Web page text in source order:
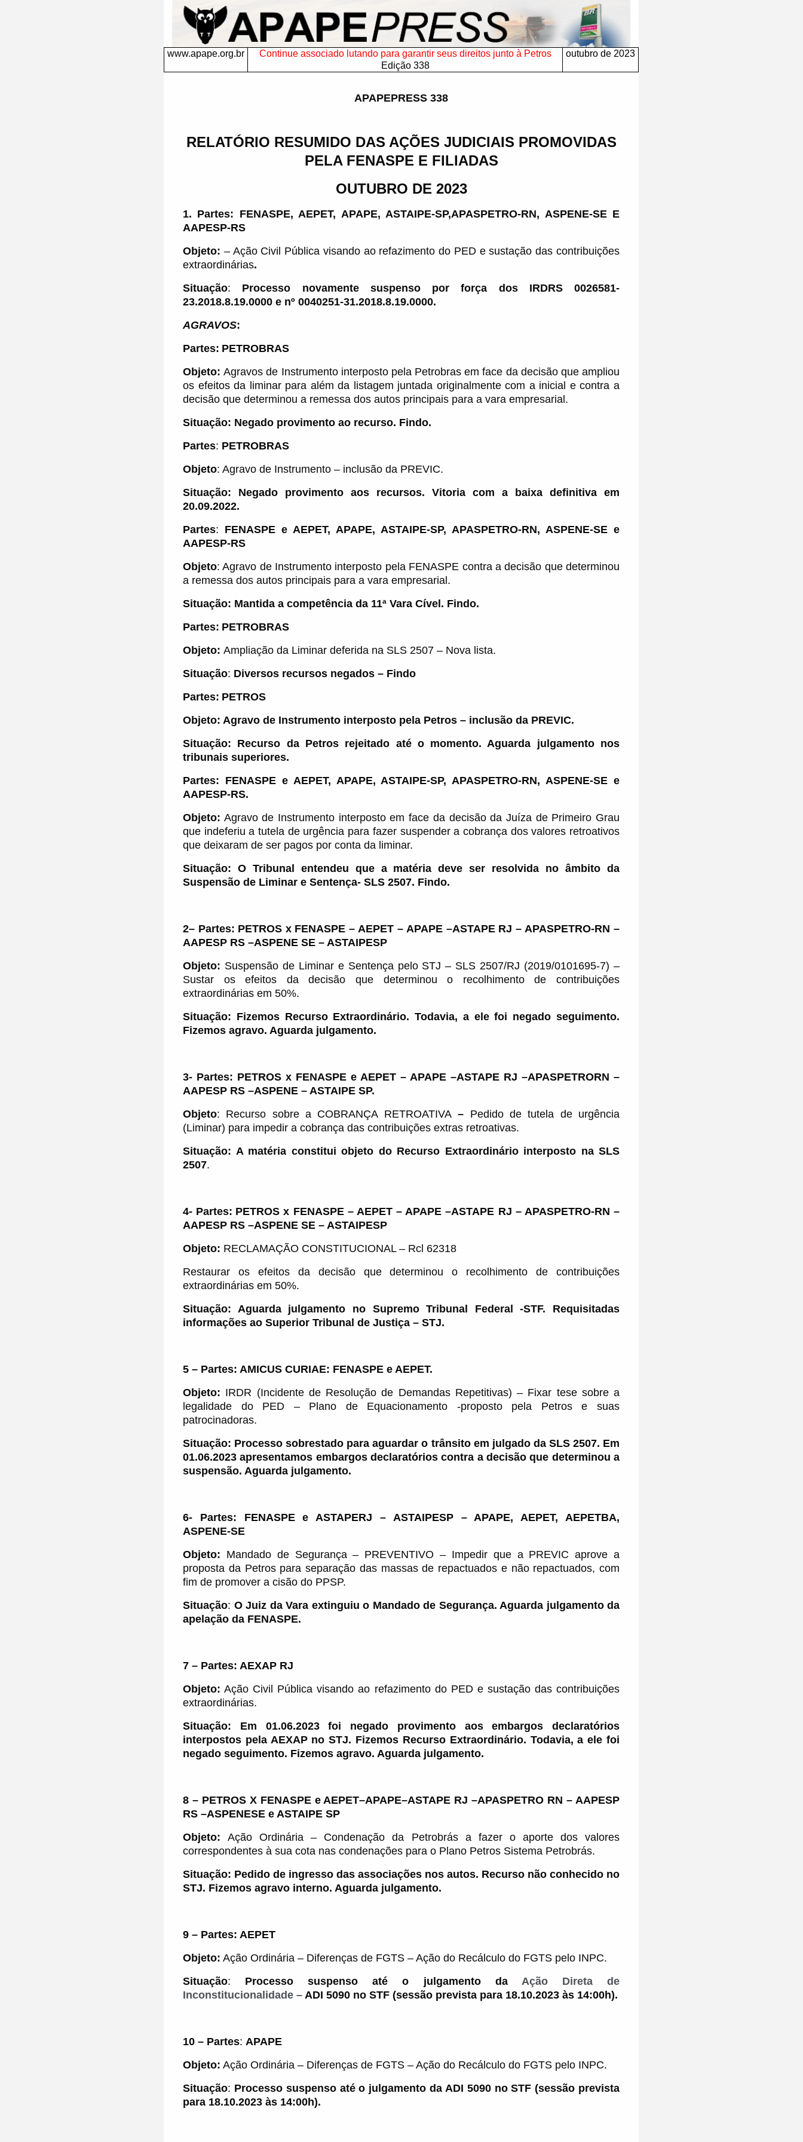
www.apape.org.br
Continue associado lutando para garantir seus direitos junto à Petros
Edição 338
outubro de 2023
APAPEPRESS 338
RELATÓRIO RESUMIDO DAS AÇÕES JUDICIAIS PROMOVIDAS
PELA FENASPE E FILIADAS
OUTUBRO DE 2023
1. Partes: FENASPE, AEPET, APAPE, ASTAIPE-SP,APASPETRO-RN, ASPENE-SE E
AAPESP-RS
Objeto: – Ação Civil Pública visando ao refazimento do PED e sustação das contribuições
extraordinárias.
Situação: Processo novamente suspenso por força dos IRDRS 0026581-
23.2018.8.19.0000 e nº 0040251-31.2018.8.19.0000.
AGRAVOS:
Partes: PETROBRAS
Objeto:Agravos de Instrumento interposto pela Petrobras em face da decisão que ampliou
os efeitos da liminar para além da listagem juntada originalmente com a inicial e contra a
decisão que determinou a remessa dos autos principais para a vara empresarial.
Situação: Negado provimento ao recurso. Findo.
Partes: PETROBRAS
Objeto: Agravo de Instrumento – inclusão da PREVIC.
Situação: Negado provimento aos recursos. Vitoria com a baixa definitiva em
20.09.2022.
Partes: FENASPE e AEPET, APAPE, ASTAIPE-SP, APASPETRO-RN, ASPENE-SE e
AAPESP-RS
Objeto:Agravo de Instrumento interposto pela FENASPE contra a decisão que determinou
a remessa dos autos principais para a vara empresarial.
Situação: Mantida a competência da 11ª Vara Cível. Findo.
Partes: PETROBRAS
Objeto: Ampliação da Liminar deferida na SLS 2507 – Nova lista.
Situação: Diversos recursos negados – Findo
Partes: PETROS
Objeto: Agravo de Instrumento interposto pela Petros – inclusão da PREVIC.
Situação: Recurso da Petros rejeitado até o momento. Aguarda julgamento nos
tribunais superiores.
Partes: FENASPE e AEPET, APAPE, ASTAIPE-SP, APASPETRO-RN, ASPENE-SE e
AAPESP-RS.
Objeto: Agravo de Instrumento interposto em face da decisão da Juíza de Primeiro Grau
que indeferiu a tutela de urgência para fazer suspender a cobrança dos valores retroativos
que deixaram de ser pagos por conta da liminar.
Situação: O Tribunal entendeu que a matéria deve ser resolvida no âmbito da
Suspensão de Liminar e Sentença- SLS 2507. Findo.
2– Partes: PETROS x FENASPE – AEPET – APAPE –ASTAPE RJ – APASPETRO-RN –
AAPESP RS –ASPENE SE – ASTAIPESP
Objeto: Suspensão de Liminar e Sentença pelo STJ – SLS 2507/RJ (2019/0101695-7)–
Sustar os efeitos da decisão que determinou o recolhimento de contribuições
extraordinárias em 50%.
Situação: Fizemos Recurso Extraordinário. Todavia, a ele foi negado seguimento.
Fizemos agravo. Aguarda julgamento.
3- Partes: PETROS x FENASPE e AEPET – APAPE –ASTAPE RJ –APASPETRORN –
AAPESP RS –ASPENE – ASTAIPE SP.
Objeto: Recurso sobre a COBRANÇA RETROATIVA– Pedido de tutela de urgência
(Liminar) para impedir a cobrança das contribuições extras retroativas.
Situação: A matéria constitui objeto do Recurso Extraordinário interposto na SLS
2507.
4- Partes: PETROS x FENASPE – AEPET – APAPE –ASTAPE RJ – APASPETRO-RN –
AAPESP RS –ASPENE SE – ASTAIPESP
Objeto: RECLAMAÇÃO CONSTITUCIONAL – Rcl 62318
Restaurar os efeitos da decisão que determinou o recolhimento de contribuições
extraordinárias em 50%.
Situação: Aguarda julgamento no Supremo Tribunal Federal -STF. Requisitadas
informações ao Superior Tribunal de Justiça – STJ.
5 – Partes: AMICUS CURIAE: FENASPE e AEPET.
Objeto: IRDR (Incidente de Resolução de Demandas Repetitivas) – Fixar tese sobre a
legalidade do PED – Plano de Equacionamento -proposto pela Petros e suas
patrocinadoras.
Situação: Processo sobrestado para aguardar o trânsito em julgado da SLS 2507. Em
01.06.2023 apresentamos embargos declaratórios contra a decisão que determinou a
suspensão. Aguarda julgamento.
6- Partes: FENASPE e ASTAPERJ – ASTAIPESP – APAPE, AEPET, AEPETBA,
ASPENE-SE
Objeto: Mandado de Segurança – PREVENTIVO – Impedir que a PREVIC aprove a
proposta da Petros para separação das massas de repactuados e não repactuados, com
fim de promover a cisão do PPSP.
Situação: O Juiz da Vara extinguiu o Mandado de Segurança. Aguarda julgamento da
apelação da FENASPE.
7 – Partes: AEXAP RJ
Objeto: Ação Civil Pública visando ao refazimento do PED e sustação das contribuições
extraordinárias.
Situação: Em 01.06.2023 foi negado provimento aos embargos declaratórios
interpostos pela AEXAP no STJ. Fizemos Recurso Extraordinário. Todavia, a ele foi
negado seguimento. Fizemos agravo. Aguarda julgamento.
8 – PETROS X FENASPE e AEPET–APAPE–ASTAPE RJ –APASPETRO RN – AAPESP
RS –ASPENESE e ASTAIPE SP
Objeto:Ação Ordinária – Condenação da Petrobrás a fazer o aporte dos valores
correspondentes à sua cota nas condenações para o Plano Petros Sistema Petrobrás.
Situação: Pedido de ingresso das associações nos autos. Recurso não conhecido no
STJ. Fizemos agravo interno. Aguarda julgamento.
9 – Partes: AEPET
Objeto: Ação Ordinária – Diferenças de FGTS – Ação do Recálculo do FGTS pelo INPC.
Situação: Processo suspenso até o julgamento da Ação Direta de
Inconstitucionalidade – ADI 5090 no STF (sessão prevista para 18.10.2023 às 14:00h).
10 – Partes: APAPE
Objeto: Ação Ordinária – Diferenças de FGTS – Ação do Recálculo do FGTS pelo INPC.
Situação: Processo suspenso até o julgamento da ADI 5090 no STF (sessão prevista
para 18.10.2023 às 14:00h).